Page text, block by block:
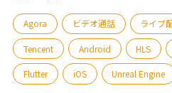
Agora ビデオ通話 ライブ
Tencent Android HLS
Flutter iOS Unreal Engine